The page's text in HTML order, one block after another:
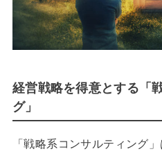
経営戦略を得意とする「
グ」
「戦略系コンサルティング